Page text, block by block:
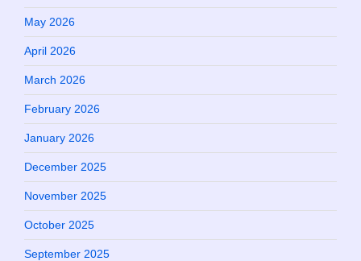
May 2026
April 2026
March 2026
February 2026
January 2026
December 2025
November 2025
October 2025
September 2025